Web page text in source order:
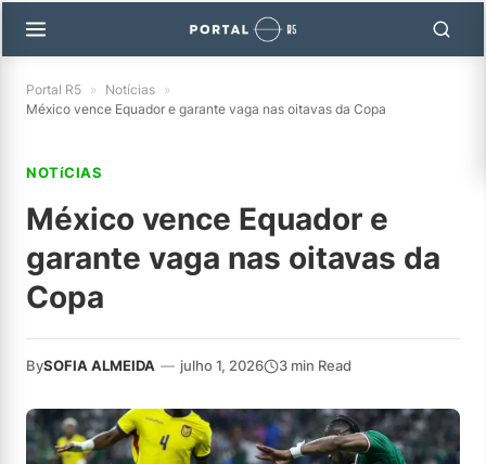
Portal R5 » Notícias »
México vence Equador e garante vaga nas oitavas da Copa
NOTíCIAS
México vence Equador e
garante vaga nas oitavas da
Copa
BySOFIA ALMEIDA — julho 1, 2026 3 min Read